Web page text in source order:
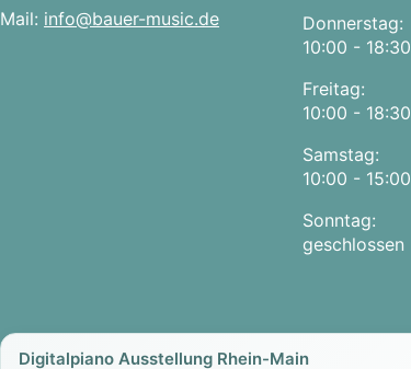
Mail: info@bauer-music.de
Donnerstag:
10:00 - 18:30
Freitag:
10:00 - 18:30
Samstag:
10:00 - 15:00
Sonntag:
geschlossen
Digitalpiano Ausstellung Rhein-Main